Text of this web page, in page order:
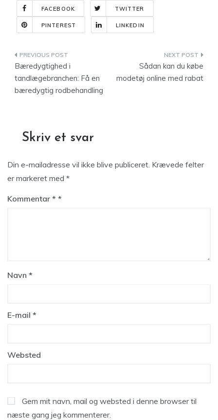
FACEBOOK TWITTER
PINTEREST LINKEDIN
Indlægsnavigation
Bæredygtighed i
tandlægebranchen: Få en
bæredygtig rodbehandling
Sådan kan du købe
modetøj online med rabat
Skriv et svar
Din e-mailadresse vil ikke blive publiceret. Krævede felter
er markeret med *
Kommentar *
Navn *
E-mail *
Websted
Gem mit navn, mail og websted i denne browser til
næste gang jeg kommenterer.